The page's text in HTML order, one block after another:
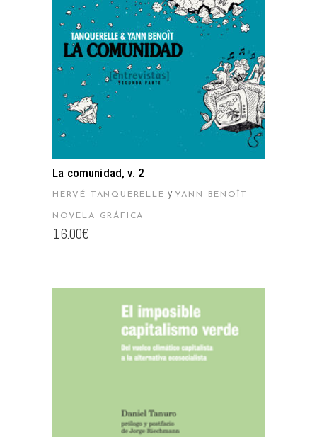
AÑADIR AL CARRITO
La comunidad, v. 2
HERVÉ TANQUERELLE y YANN BENOÎT
NOVELA GRÁFICA
16.00€